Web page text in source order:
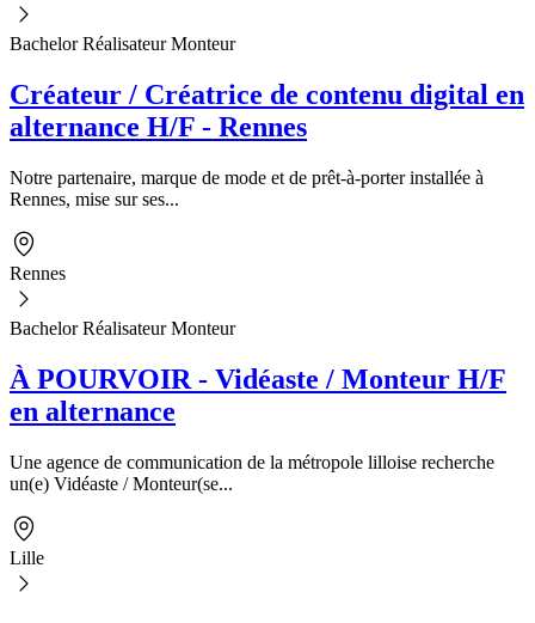
Bachelor Réalisateur Monteur
Créateur / Créatrice de contenu digital en
alternance H/F - Rennes
Notre partenaire, marque de mode et de prêt-à-porter installée à
Rennes, mise sur ses...
Rennes
Bachelor Réalisateur Monteur
À POURVOIR - Vidéaste / Monteur H/F
en alternance
Une agence de communication de la métropole lilloise recherche
un(e) Vidéaste / Monteur(se...
Lille